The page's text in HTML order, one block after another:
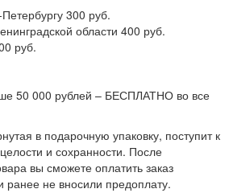
300 руб.
области 400 руб.
руб.
50 000 рублей – БЕСПЛАТНО во все
в подарочную упаковку, поступит к
и сохранности. После
вы сможете оплатить заказ
ранее не вносили предоплату.